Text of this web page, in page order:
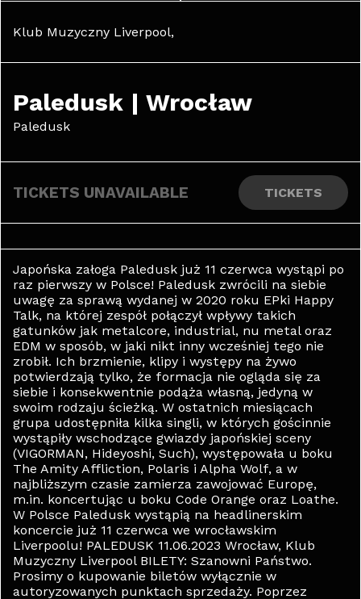
Klub Muzyczny Liverpool,
Paledusk | Wrocław
Paledusk
TICKETS UNAVAILABLE TICKETS
Japońska załoga Paledusk już 11 czerwca wystąpi po
raz pierwszy w Polsce! Paledusk zwrócili na siebie
uwagę za sprawą wydanej w 2020 roku EPki Happy
Talk, na której zespół połączył wpływy takich
gatunków jak metalcore, industrial, nu metal oraz
EDM w sposób, w jaki nikt inny wcześniej tego nie
zrobił. Ich brzmienie, klipy i występy na żywo
potwierdzają tylko, że formacja nie ogląda się za
siebie i konsekwentnie podąża własną, jedyną w
swoim rodzaju ścieżką. W ostatnich miesiącach
grupa udostępniła kilka singli, w których gościnnie
wystąpiły wschodzące gwiazdy japońskiej sceny
(VIGORMAN, Hideyoshi, Such), występowała u boku
The Amity Affliction, Polaris i Alpha Wolf, a w
najbliższym czasie zamierza zawojować Europę,
m.in. koncertując u boku Code Orange oraz Loathe.
W Polsce Paledusk wystąpią na headlinerskim
koncercie już 11 czerwca we wrocławskim
Liverpoolu! PALEDUSK 11.06.2023 Wrocław, Klub
Muzyczny Liverpool BILETY: ️Szanowni Państwo.
Prosimy o kupowanie biletów wyłącznie w
autoryzowanych punktach sprzedaży. Poprzez